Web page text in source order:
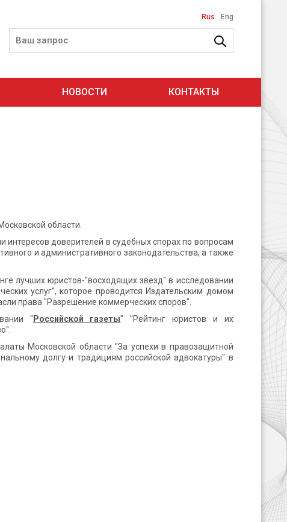
Rus Eng
НОВОСТИ КОНТАКТЫ
области.
интересов доверителей в судебных спорах по вопросам
и административного законодательства, а также
лучших юристов-"восходящих звёзд" в исследовании
услуг", которое проводится Издательским домом
права "Разрешение коммерческих споров".
" Российской газеты" "Рейтинг юристов и их
Московской области "За успехи в правозащитной
долгу и традициям российской адвокатуры" в